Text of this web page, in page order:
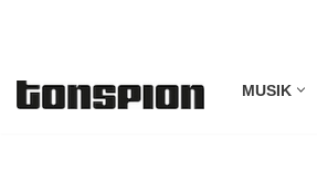
Inhalt
MUSIK